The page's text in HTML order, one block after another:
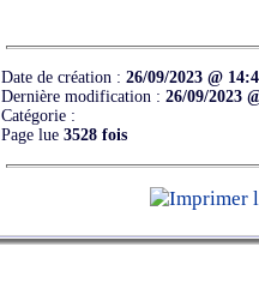
Date de création : 26/09/2023 @
Dernière modification : 26/09/2023
Catégorie :
Page lue 3528 fois